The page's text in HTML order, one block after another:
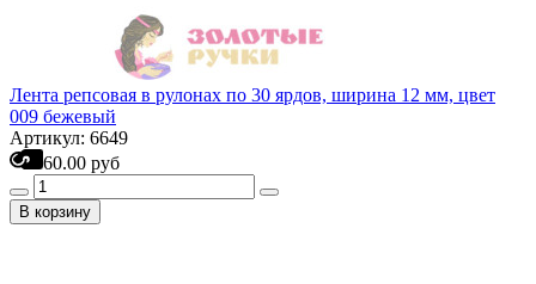
Лента репсовая в рулонах по 30 ярдов, ширина 12 мм, цвет
009 бежевый
Артикул: 6649
60.00 руб
В корзину